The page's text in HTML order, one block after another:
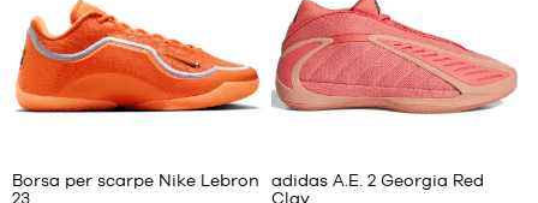
DOMANDE
FREQUENTI
Il
blog
40.5
41
42
42.5
44.5
36
37
37.5
38
Borsa per scarpe Nike Lebron
23
adidas A.E. 2 Georgia Red
Clay